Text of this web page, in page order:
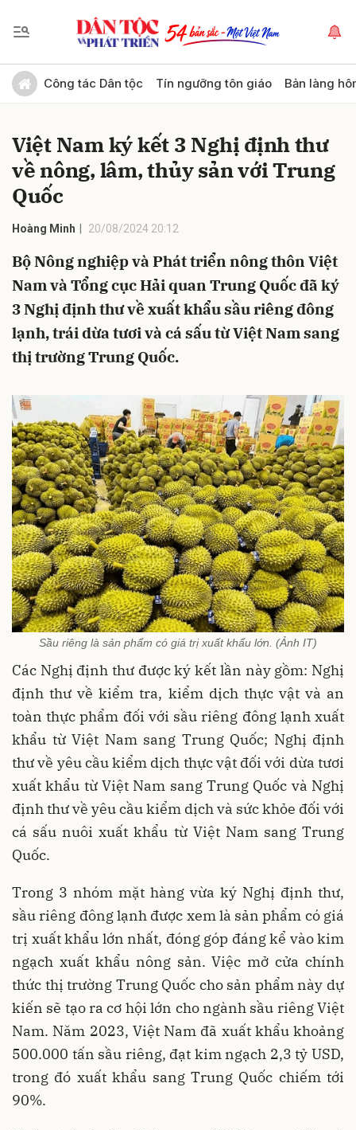
Công tác Dân tộc Tín ngưỡng tôn giáo Bản làng
Việt Nam ký kết 3 Nghị định thư
về nông, lâm, thủy sản với Trung
Quốc
Hoàng Minh 20/08/2024 20:12
Bộ Nông nghiệp và Phát triển nông thôn Việt
Nam và Tổng cục Hải quan Trung Quốc đã ký
3 Nghị định thư về xuất khẩu sầu riêng đông
lạnh, trái dừa tươi và cá sấu từ Việt Nam sang
thị trường Trung Quốc.
Sầu riêng là sản phẩm có giá trị xuất khẩu lớn. (Ảnh IT)
Các Nghị định thư được ký kết lần này gồm: Nghị
định thư về kiểm tra, kiểm dịch thực vật và an
toàn thực phẩm đối với sầu riêng đông lạnh xuất
khẩu từ Việt Nam sang Trung Quốc; Nghị định
thư về yêu cầu kiểm dịch thực vật đối với dừa tươi
xuất khẩu từ Việt Nam sang Trung Quốc và Nghị
định thư về yêu cầu kiểm dịch và sức khỏe đối với
cá sấu nuôi xuất khẩu từ Việt Nam sang Trung
Quốc.
Trong 3 nhóm mặt hàng vừa ký Nghị định thư,
sầu riêng đông lạnh được xem là sản phẩm có giá
trị xuất khẩu lớn nhất, đóng góp đáng kể vào kim
ngạch xuất khẩu nông sản. Việc mở cửa chính
thức thị trường Trung Quốc cho sản phẩm này dự
kiến sẽ tạo ra cơ hội lớn cho ngành sầu riêng Việt
Nam. Năm 2023, Việt Nam đã xuất khẩu khoảng
500.000 tấn sầu riêng, đạt kim ngạch 2,3 tỷ USD,
trong đó xuất khẩu sang Trung Quốc chiếm tới
90%.
Gửi bình luận